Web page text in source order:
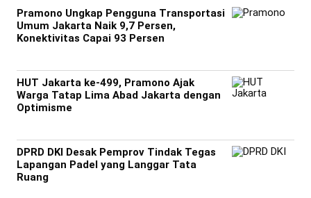
Pramono Ungkap Pengguna Transportasi
Umum Jakarta Naik 9,7 Persen,
Konektivitas Capai 93 Persen
HUT Jakarta ke-499, Pramono Ajak
Warga Tatap Lima Abad Jakarta dengan
Optimisme
DPRD DKI Desak Pemprov Tindak Tegas
Lapangan Padel yang Langgar Tata
Ruang